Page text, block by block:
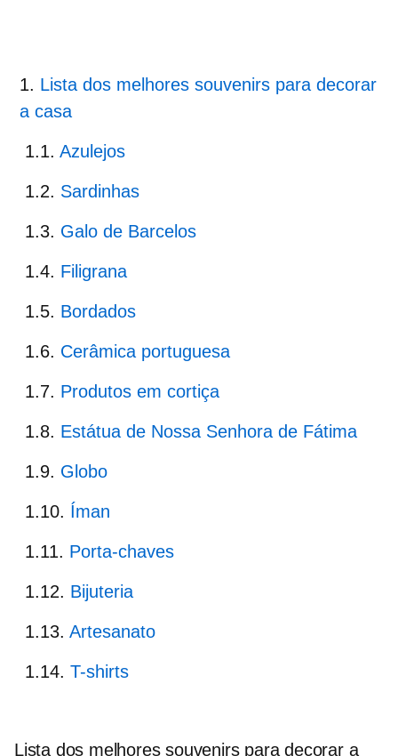
Lista dos melhores souvenirs para decorar
a casa
Azulejos
Sardinhas
Galo de Barcelos
Filigrana
Bordados
Cerâmica portuguesa
Produtos em cortiça
Estátua de Nossa Senhora de Fátima
Globo
Íman
Porta-chaves
Bijuteria
Artesanato
T-shirts
Lista dos melhores souvenirs para decorar a